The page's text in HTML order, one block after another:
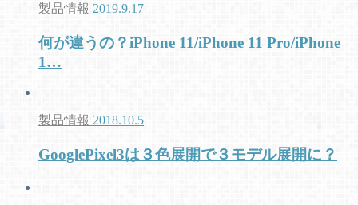
製品情報 2019.9.17
何が違うの？iPhone 11/iPhone 11 Pro/iPhone
1…
製品情報 2018.10.5
GooglePixel3は３色展開で３モデル展開に？